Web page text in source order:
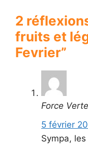
2
fruits et
Fevrier”
Force Verte
5 février
Sympa,